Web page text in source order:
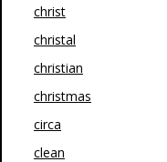
christ
christal
christian
christmas
circa
clean